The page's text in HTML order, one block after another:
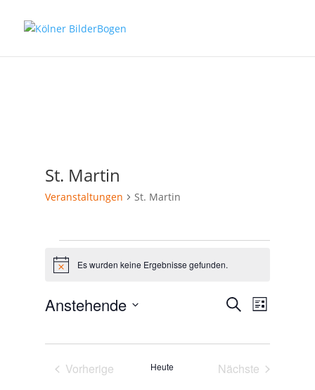
St. Martin
Veranstaltungen St. Martin
Veranstaltungen
HinweisEs wurden keine Ergebnisse gefunden.
und
Navigation
SucheListe
Anstehende
Vorherige
Heute
Nächste